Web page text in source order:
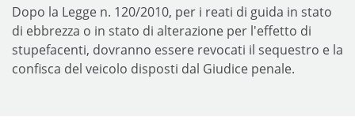
Dopo la Legge n. 120/2010, per i reati di guida in stato
di ebbrezza o in stato di alterazione per l'effetto di
stupefacenti, dovranno essere revocati il sequestro e la
confisca del veicolo disposti dal Giudice penale.